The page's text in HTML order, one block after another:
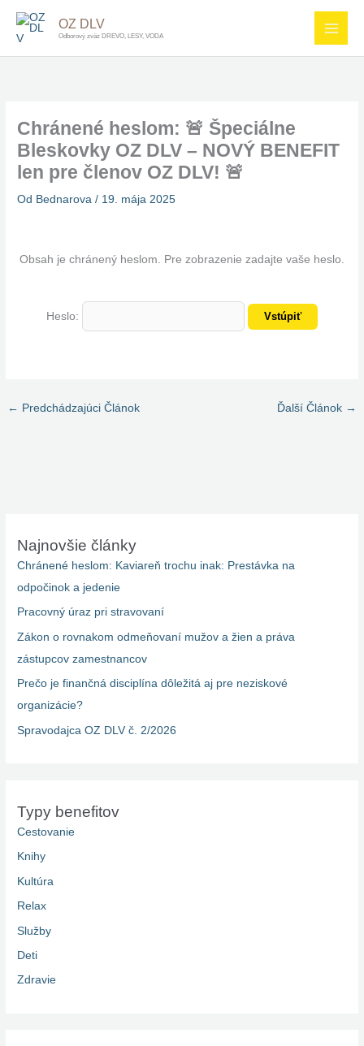
Preskočiť
OZ DLV
Odborový zväz DREVO, LESY, VODA
Chránené heslom: 🚨 Špeciálne
Bleskovky OZ DLV – NOVÝ BENEFIT
len pre členov OZ DLV! 🚨
Od Bednarova/ 19. mája 2025
Obsah je chránený heslom. Pre zobrazenie zadajte vaše heslo.
Heslo:
← Predchádzajúci Článok Ďalší Článok →
Najnovšie články
Chránené heslom: Kaviareň trochu inak: Prestávka na
odpočinok a jedenie
Pracovný úraz pri stravovaní
Zákon o rovnakom odmeňovaní mužov a žien a práva
zástupcov zamestnancov
Prečo je finančná disciplína dôležitá aj pre neziskové
organizácie?
Spravodajca OZ DLV č. 2/2026
Typy benefitov
Cestovanie
Knihy
Kultúra
Relax
Služby
Deti
Zdravie